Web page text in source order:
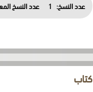
عدد النسخ: 1 عدد النسخ
كتاب